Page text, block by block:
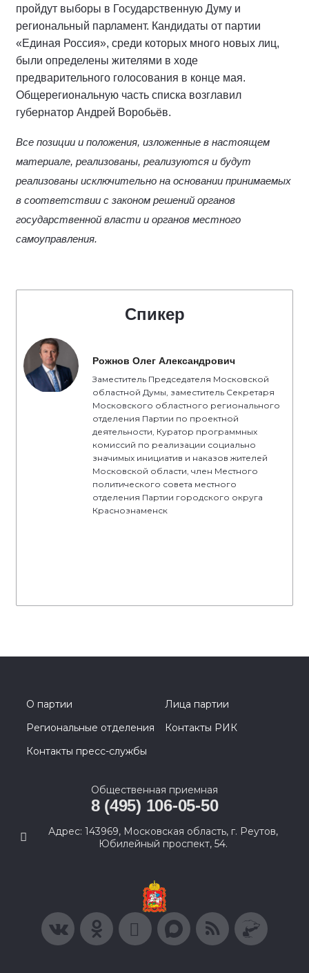
пройдут выборы в Государственную Думу и
региональный парламент. Кандидаты от партии
«Единая Россия», среди которых много новых лиц,
были определены жителями в ходе
предварительного голосования в конце мая.
Общерегиональную часть списка возглавил
губернатор Андрей Воробьёв.
Все позиции и положения, изложенные в настоящем
материале, реализованы, реализуются и будут
реализованы исключительно на основании принимаемых
в соответствии с законом решений органов
государственной власти и органов местного
самоуправления.
Спикер
Рожнов Олег Александрович
Заместитель Председателя Московской
областной Думы, заместитель Секретаря
Московского областного регионального
отделения Партии по проектной
деятельности, Куратор программных
комиссий по реализации социально
значимых инициатив и наказов жителей
Московской области, член Местного
политического совета местного
отделения Партии городского округа
Краснознаменск
О партии
Лица партии
Региональные отделения
Контакты РИК
Контакты пресс-службы
Общественная приемная
8 (495) 106-05-50
Адрес: 143969, Московская область, г. Реутов,
Юбилейный проспект, 54.